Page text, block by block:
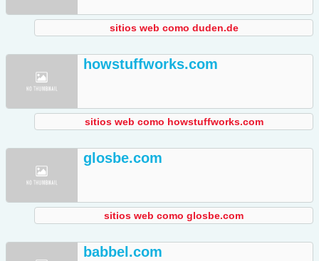
sitios web como duden.de
howstuffworks.com
sitios web como howstuffworks.com
glosbe.com
sitios web como glosbe.com
babbel.com